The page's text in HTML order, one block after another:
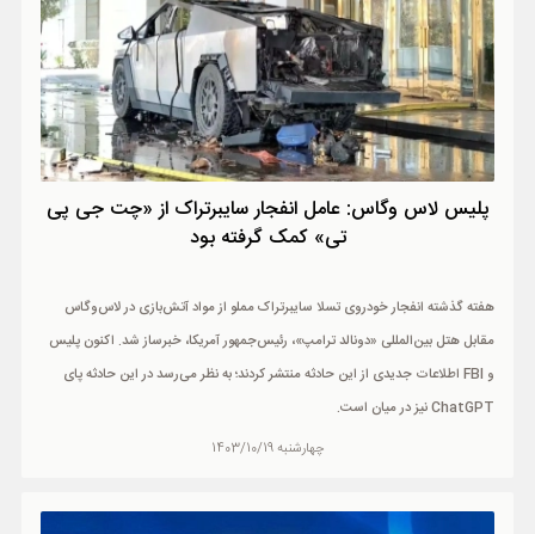
پلیس لاس وگاس: عامل انفجار سایبرتراک از «چت جی پی
تی» کمک گرفته بود
هفته گذشته انفجار خودروی تسلا سایبرتراک مملو از مواد آتش‌بازی در لاس‌وگاس
مقابل هتل بین‌المللی «دونالد ترامپ»، رئیس‌جمهور آمریکا، خبرساز شد. اکنون پلیس
و FBI اطلاعات جدیدی از این حادثه منتشر کردند؛ به نظر می‌رسد در این حادثه پای
ChatGPT نیز در میان است.
چهارشنبه 1403/10/19